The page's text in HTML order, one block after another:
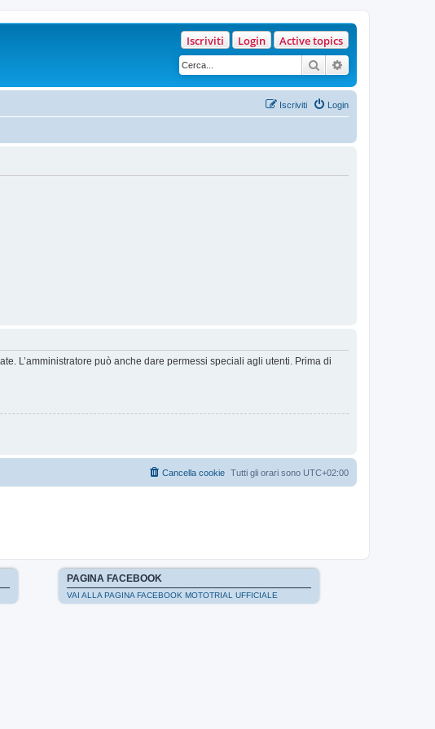
Active topics
Login
Iscriviti
Cerca
Login
Iscriviti
L’amministratore può anche dare permessi speciali agli utenti. Prima di
Tutti gli orari sono UTC+02:00
Cancella cookie
PAGINA FACEBOOK
VAI ALLA PAGINA FACEBOOK MOTOTRIAL UFFICIALE